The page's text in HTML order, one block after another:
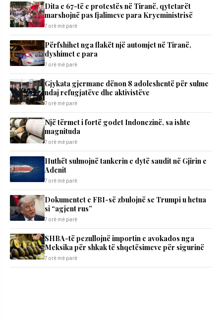
Dita e 67-të e protestës në Tiranë, qytetarët
marshojnë pas fjalimeve para Kryeministrisë
7 orë më parë
Përfshihet nga flakët një automjet në Tiranë,
dyshimet e para
7 orë më parë
Gjykata gjermane dënon 8 adoleshentë për sulme
ndaj refugjatëve dhe aktivistëve
7 orë më parë
Një tërmet i fortë godet Indonezinë, sa ishte
magnituda
7 orë më parë
Huthët sulmojnë tankerin e dytë saudit në Gjirin e
Adenit
7 orë më parë
Dokumentet e FBI-së zbulojnë se Trumpi u hetua
si “agjent rus”
7 orë më parë
SHBA-të pezullojnë importin e avokados nga
Meksika për shkak të shqetësimeve për sigurinë
7 orë më parë